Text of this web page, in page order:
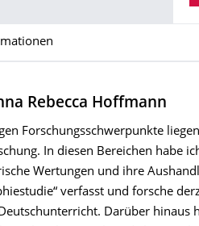
Rebecca Hoffmann
Forschungsschwerpunkte
In diesen Bereichen habe
Wertungen und ihre
verfasst und forsche
Darüber hinaus